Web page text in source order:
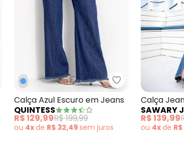
AzulJeans - Calça Jeans Escura Skinny
Quintess - Calça
Calça Azul Escuro em Jeans
QUINTESS
R$ 129,99R$ 199,99
ou 4xde R$ 32,49sem juros
Calça
Brilho e
SAWARY
R$ 139,99
ou 4xde